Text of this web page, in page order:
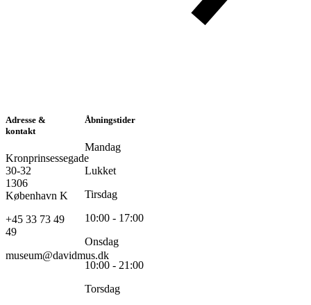
Adresse &
kontakt
Kronprinsessegade
30-32
1306
København K
+45 33 73 49
49
museum@davidmus.dk
Åbningstider
Mandag
Lukket
Tirsdag
10:00 - 17:00
Onsdag
10:00 - 21:00
Torsdag